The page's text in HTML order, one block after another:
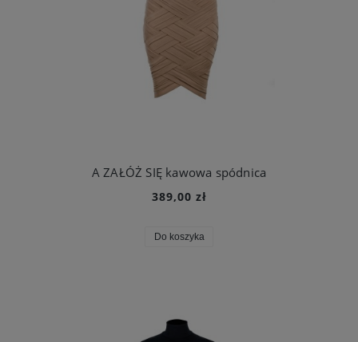
A ZAŁÓŻ SIĘ kawowa spódnica
389,00 zł
Do koszyka